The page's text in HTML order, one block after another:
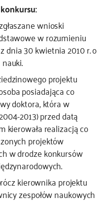
wnioski
w rozumieniu
dnia 30 kwietnia 2010 r. o
projektu
posiadająca co
doktora, która w
2013) przed datą
kierowała realizacją co
projektów
w drodze konkursów
kierownika projektu
zespołów naukowych